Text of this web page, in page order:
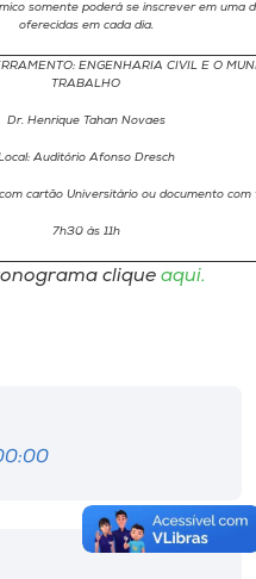
somente poderá se inscrever em uma
oferecidas em cada dia.
ENGENHARIA CIVIL E O
TRABALHO
Dr. Henrique Tahan Novaes
Auditório Afonso Dresch
cartão Universitário ou documento com
7h30 ás 11h
clique aqui.